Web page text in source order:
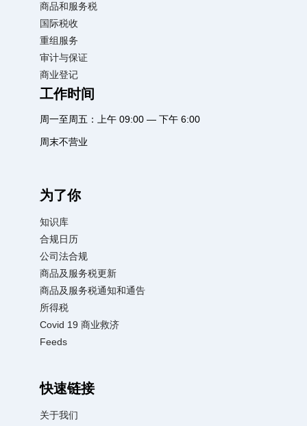
商品和服务税
国际税收
重组服务
审计与保证
商业登记
工作时间
周一至周五：上午 09:00 — 下午 6:00
周末不营业
为了你
知识库
合规日历
公司法合规
商品及服务税更新
商品及服务税通知和通告
所得税
Covid 19 商业救济
Feeds
快速链接
关于我们